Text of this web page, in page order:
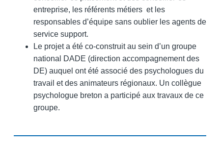
entreprise, les référents métiers et les
responsables d’équipe sans oublier les agents de
service support.
Le projet a été co-construit au sein d’un groupe
national DADE (direction accompagnement des
DE) auquel ont été associé des psychologues du
travail et des animateurs régionaux. Un collègue
psychologue breton a participé aux travaux de ce
groupe.